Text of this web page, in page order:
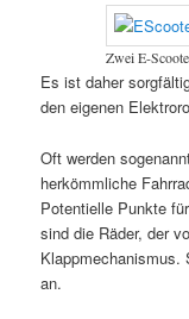
Zwei E-
Es ist daher
den eigenen
Oft werden
herkömmliche
Potentielle Punkte
sind die Räder, der
Klappmechanismus.
an.